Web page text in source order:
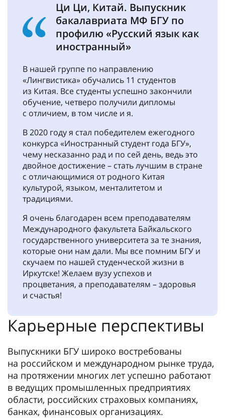
Ци Ци, Китай. Выпускник
бакалавриата МФ БГУ по
профилю «Русский язык как
иностранный»
В нашей группе по направлению
«Лингвистика» обучались 11 студентов
из Китая. Все студенты успешно закончили
обучение, четверо получили дипломы
с отличием, в том числе и я.
В 2020 году я стал победителем ежегодного
конкурса «Иностранный студент года БГУ»,
чему несказанно рад и по сей день, ведь это
двойное достижение – стать лучшим в стране
с отличающимися от родного Китая
культурой, языком, менталитетом и
традициями.
Я очень благодарен всем преподавателям
Международного факультета Байкальского
государственного университета за те знания,
которые они нам дали. Мы все помним БГУ и
скучаем по нашей студенческой жизни в
Иркутске! Желаем вузу успехов и
процветания, а преподавателям – здоровья
и счастья!
Карьерные перспективы
Выпускники БГУ широко востребованы
на российском и международном рынке труда,
на протяжении многих лет успешно работают
в ведущих промышленных предприятиях
области, российских страховых компаниях,
банках, финансовых организациях.